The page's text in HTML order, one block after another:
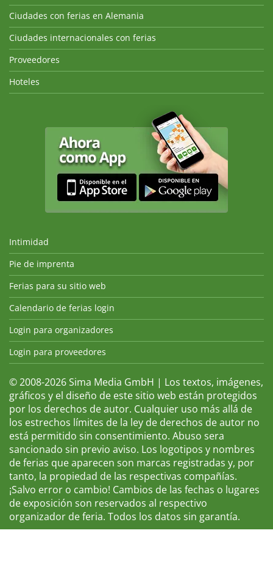
Ciudades con ferias en Alemania
Ciudades internacionales con ferias
Proveedores
Hoteles
Intimidad
Pie de imprenta
Ferias para su sitio web
Calendario de ferias login
Login para organizadores
Login para proveedores
© 2008-2026 Sima Media GmbH | Los textos, imágenes,
gráficos y el diseño de este sitio web están protegidos
por los derechos de autor. Cualquier uso más allá de
los estrechos límites de la ley de derechos de autor no
está permitido sin consentimiento. Abuso sera
sancionado sin previo aviso. Los logotipos y nombres
de ferias que aparecen son marcas registradas y, por
tanto, la propiedad de las respectivas compañías.
¡Salvo error o cambio! Cambios de las fechas o lugares
de exposición son reservados al respectivo
organizador de feria. Todos los datos sin garantía.